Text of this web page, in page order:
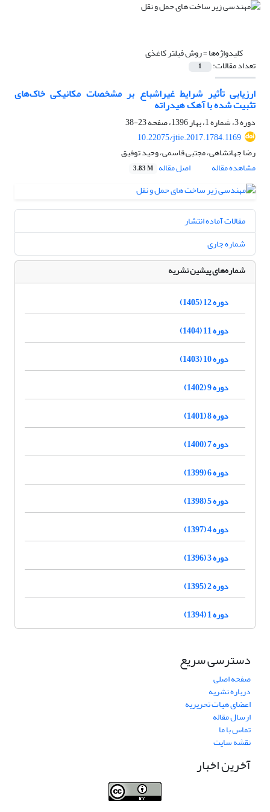
کلیدواژه‌ها =روش فیلتر کاغذی
تعداد مقالات: 1
ارزیابی تأثیر شرایط غیراشباع بر مشخصات مکانیکی خاک‌های
تثبیت شده با آهک هیدراته
دوره 3، شماره 1، بهار 1396، صفحه
23-38
10.22075/jtie.2017.1784.1169
رضا جهانشاهی، مجتبی قاسمی، وحید توفیق
مشاهده مقاله
اصل مقاله 3.83 M
مقالات آماده انتشار
شماره جاری
شماره‌های پیشین نشریه
دوره 12 (1405)
دوره 11 (1404)
دوره 10 (1403)
دوره 9 (1402)
دوره 8 (1401)
دوره 7 (1400)
دوره 6 (1399)
دوره 5 (1398)
دوره 4 (1397)
دوره 3 (1396)
دوره 2 (1395)
دوره 1 (1394)
دسترسی سریع
صفحه اصلی
درباره نشریه
اعضای هیات تحریریه
ارسال مقاله
تماس با ما
نقشه سایت
آخرین اخبار